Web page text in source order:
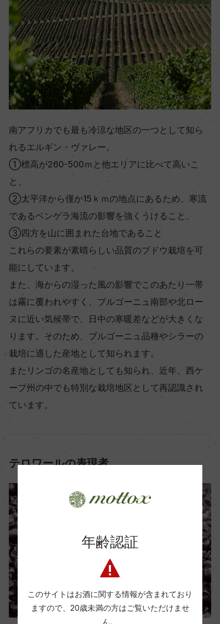
南アフリカでも最も冷涼な地区の一つとして知ら
れるエルギン・ヴァレー。
①標高が260-500ｍと他エリアに比べて高いこ
と、
②太平洋から僅か15ｋｍの地点にあるため、寒流
であるベンゲラ海流の影響を強くうけること、
③四方を山に囲まれた台地であること
これらの要素が素晴らしい品質のブドウ栽培を可
能にしています。
また、海からの湿った風の影響でこのあたり一帯
は霧に覆われやすく、ブルゴーニュ南部や北ロー
ヌに近い気候帯で、日中の寒暖差などが大きくな
ります。そのため、ブルゴーニュ品種やシラーの
栽培に適した産地として知られます。
またリンゴの名産地としても知られ、近年、西ケ
ープ州の中でも特別な栽培地区として再認識され
ています。
テロワールの表現者
年齢認証
このサイトはお酒に関する情報が含まれており
ますので、 20歳未満の方はご覧いただけませ
ん。